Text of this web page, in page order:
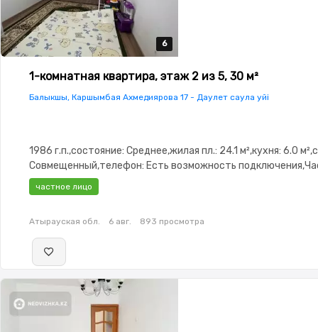
6
6
6
6
6
1-комнатная квартира, этаж 2 из 5, 30 м²
Балыкшы, Каршымбая Ахмедиярова 17 - Даулет саула уйі
1986 г.п.,состояние: Среднее,жилая пл.: 24.1 м²,кухня: 6.0
Совмещенный,телефон: Есть возможность
меблирована,Частично
окна,Неугловая,Тихий двор,Кондиционер
частное лицо
Атырауская обл. 6 авг. 893 просмотра